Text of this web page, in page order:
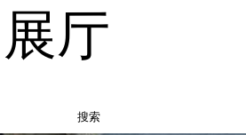
厅
搜索